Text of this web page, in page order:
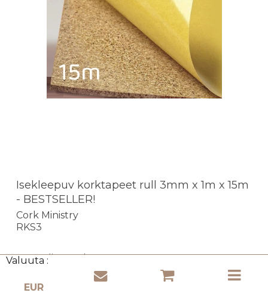
Valuuta :
Isekleepuv korktapeet rull 3mm x 1m x 15m
- BESTSELLER!
Cork Ministry
RKS3
- turvaline makse!
- odav kohaletoimetamine!
- kiire kohaletoimetamine!